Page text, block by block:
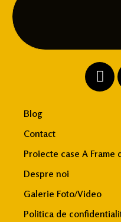
Blog
Contact
Proiecte case A Frame
Despre noi
Galerie Foto/Video
Politica de